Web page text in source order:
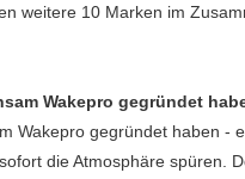
weitere 10 Marken im
Wakepro gegründet
Wakepro gegründet haben
die Atmosphäre spüren.